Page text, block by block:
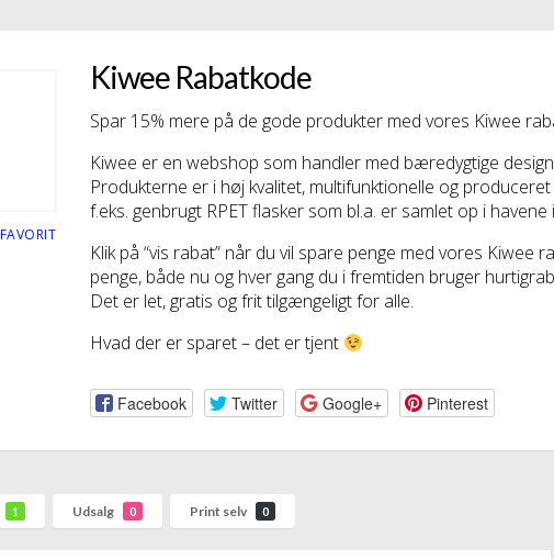
Kiwee Rabatkode
Spar 15% mere på de gode produkter med vores Kiwee
Kiwee er en webshop som handler med bæredygtige
Produkterne er i høj kvalitet, multifunktionelle og
f.eks. genbrugt RPET flasker som bl.a. er samlet op i havene
Klik på “vis rabat” når du vil spare penge med vores Kiwee
penge, både nu og hver gang du i fremtiden bruger
Det er let, gratis og frit tilgængeligt for alle.
Hvad der er sparet – det er tjent
Facebook Twitter Google+ Pinterest
1 Udsalg 0 Print selv 0